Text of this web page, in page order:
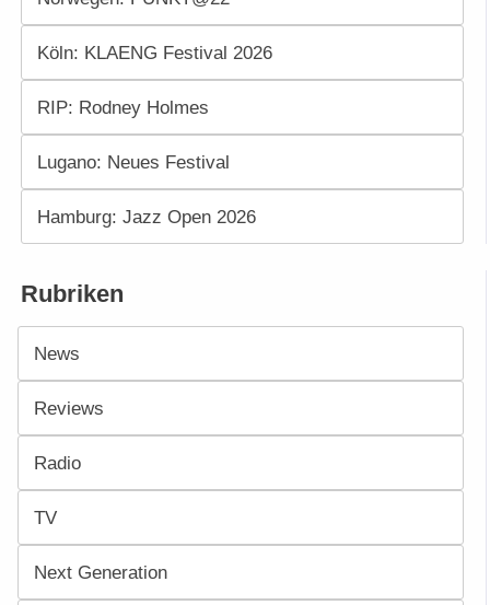
Köln: KLAENG Festival 2026
RIP: Rodney Holmes
Lugano: Neues Festival
Hamburg: Jazz Open 2026
Rubriken
News
Reviews
Radio
TV
Next Generation